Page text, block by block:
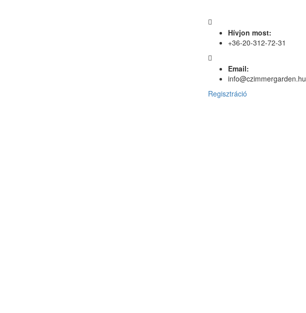
Hívjon most:
+36-20-312-72-31
Email:
info@czimmergarden.hu
Regisztráció